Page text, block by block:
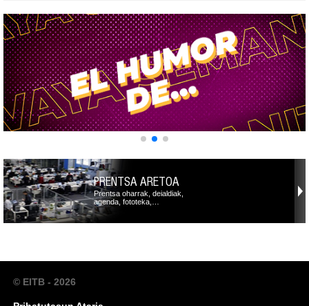
PRENTSA ARETOA
Prentsa oharrak, deialdiak,
agenda, fototeka,…
© EITB - 2026